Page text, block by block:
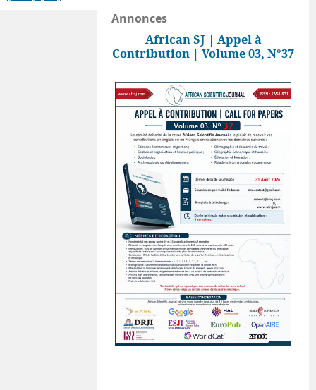
Annonces
African SJ | Appel à
Contribution | Volume 03, N°37